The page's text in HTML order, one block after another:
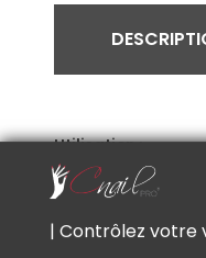
Utilisation :
Proposez les
après un soin ou
Vous éviterez à
| Contrôlez votre